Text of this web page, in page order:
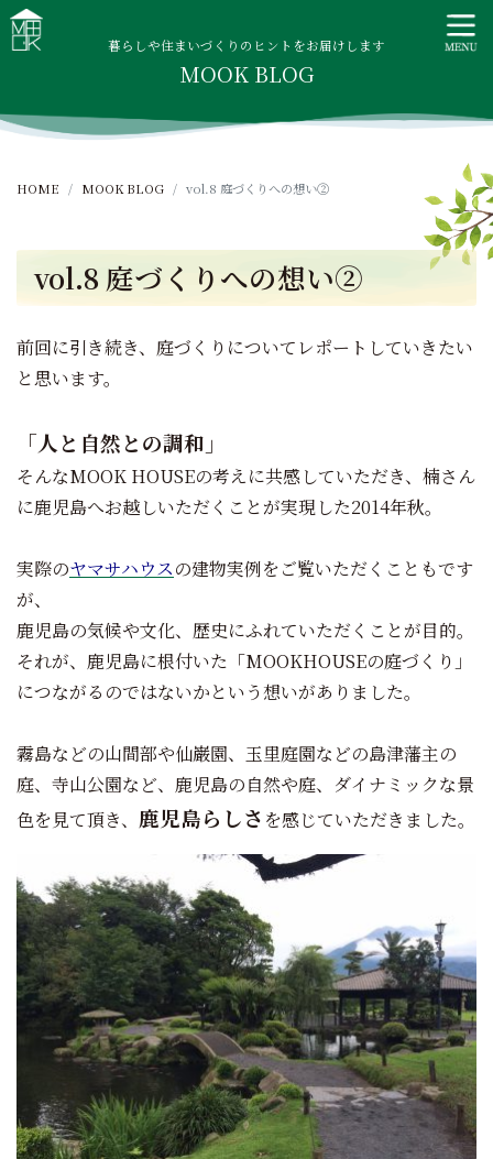
t
MOOK HOUSE ムックハウス
MOOK HOUSEはかごしま素材で建てる木の住まい。自然を
感じる四季に合わせた暮らし、家族がずっと住み継げる暮ら
暮らしや住まいづくりのヒントをお届けします
MOOK BLOG
HOME MOOK BLOG vol.8 庭づくりへの想い②
vol.8 庭づくりへの想い②
前回に引き続き、庭づくりについてレポートしていきたい
と思います。
「人と自然との調和」
そんなMOOK HOUSEの考えに共感していただき、楠さん
に鹿児島へお越しいただくことが実現した2014年秋。
実際のヤマサハウスの建物実例をご覧いただくこともです
が、
鹿児島の気候や文化、歴史にふれていただくことが目的。
それが、鹿児島に根付いた「MOOKHOUSEの庭づくり」
につながるのではないかという想いがありました。
霧島などの山間部や仙巌園、玉里庭園などの島津藩主の
庭、寺山公園など、鹿児島の自然や庭、ダイナミックな景
色を見て頂き、 鹿児島らしさ を感じていただきました。